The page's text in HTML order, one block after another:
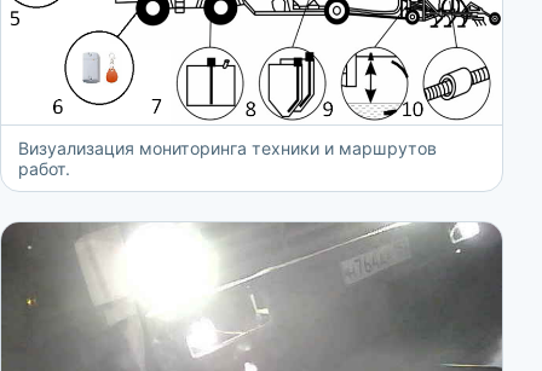
Визуализация мониторинга техники и маршрутов
работ.